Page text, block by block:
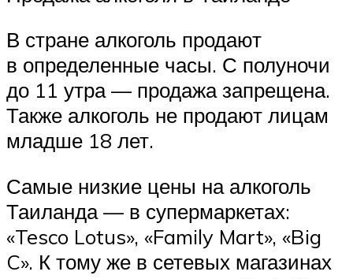
В стране алкоголь продают
в определенные часы. С полуночи
до 11 утра — продажа запрещена.
Также алкоголь не продают лицам
младше 18 лет.
Самые низкие цены на алкоголь
Таиланда — в супермаркетах:
«Tesco Lotus», «Family Mart», «Big
C». К тому же в сетевых магазинах